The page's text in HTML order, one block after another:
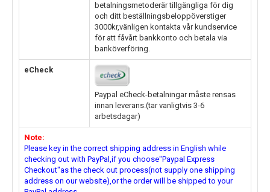
betalningsmetoderär tillgängliga för dig
och ditt beställningsbeloppöverstiger
3000kr,vänligen kontakta vår kundservice
för att fåvårt bankkonto och betala via
banköverföring.
eCheck
Paypal eCheck-betalningar måste rensas
innan leverans.(tar vanligtvis 3-6
arbetsdagar)
Note:
Please key in the correct shipping address in English while
checking out with PayPal,if you choose"Paypal Express
Checkout"as the check out process(not supply one shipping
address on our website),or the order will be shipped to your